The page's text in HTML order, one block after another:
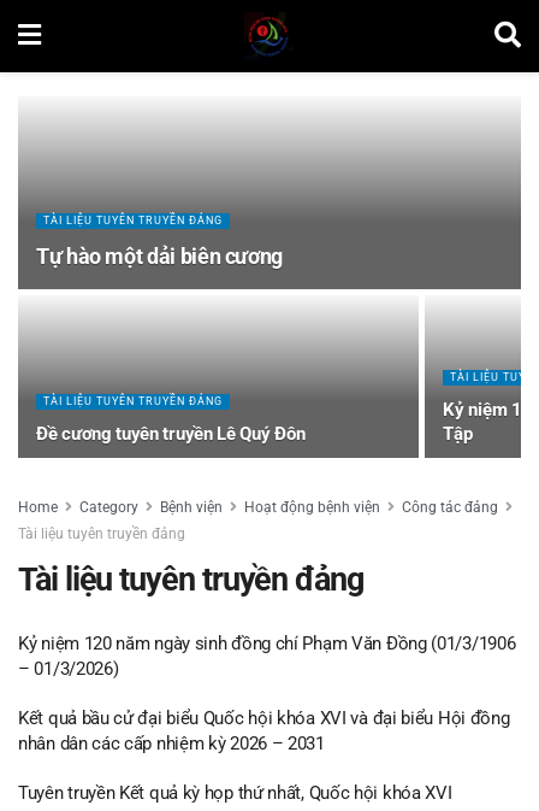
TÀI LIỆU TUYÊN TRUYỀN ĐẢNG
Tự hào một dải biên cương
TÀI LIỆU TUYÊN TRUYỀN ĐẢNG
Đề cương tuyên truyền Lê Quý Đôn
TÀI LIỆU
Kỷ niệm
Tập
Home Category Bệnh viện Hoạt động bệnh viện
Công tác đảng
Tài liệu tuyên truyền đảng
Tài liệu tuyên truyền đảng
Kỷ niệm 120 năm ngày sinh đồng chí Phạm Văn Đồng (01/3/1906
– 01/3/2026)
Kết quả bầu cử đại biểu Quốc hội khóa XVI và đại biểu Hội đồng
nhân dân các cấp nhiệm kỳ 2026 – 2031
Tuyên truyền Kết quả kỳ họp thứ nhất, Quốc hội khóa XVI